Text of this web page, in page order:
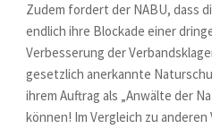
Zudem fordert der NABU, dass
endlich ihre Blockade einer
Verbesserung der
gesetzlich anerkannte
ihrem Auftrag als „Anwälte der
können! Im Vergleich zu